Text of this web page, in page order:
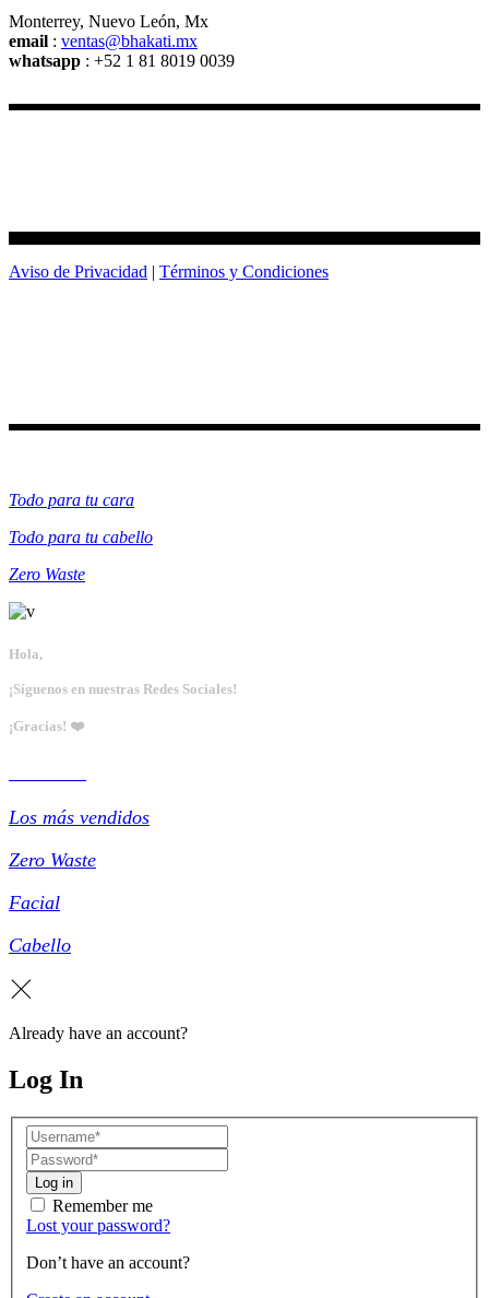
Monterrey, Nuevo León, Mx
email : ventas@bhakati.mx
whatsapp : +52 1 81 8019 0039
Aviso de Privacidad | Términos y Condiciones
Todo para tu cara
Todo para tu cabello
Zero Waste
Hola,
¡Síguenos en nuestras Redes Sociales!
¡Gracias! ❤️
Los más vendidos
Zero Waste
Facial
Cabello
Already have an account?
Log In
Log in
Remember me
Lost your password?
Don’t have an account?